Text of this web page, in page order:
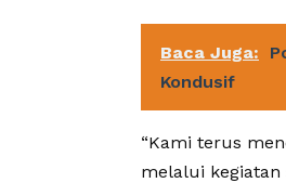
Baca Juga:
Kondusif
“Kami terus
melalui